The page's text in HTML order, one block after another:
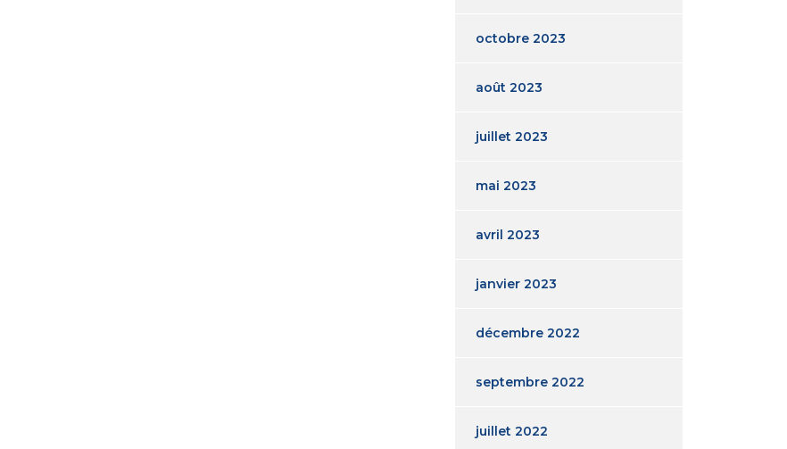
octobre 2023
août 2023
juillet 2023
mai 2023
avril 2023
janvier 2023
décembre 2022
septembre 2022
juillet 2022